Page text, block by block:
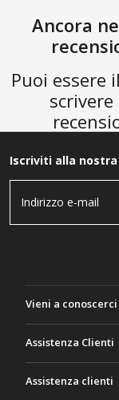
Ancora
Puoi essere
scrivere
Iscriviti alla
Vieni a conoscerci
Termini e Condizioni
Assistenza Clienti
Assistenza clienti